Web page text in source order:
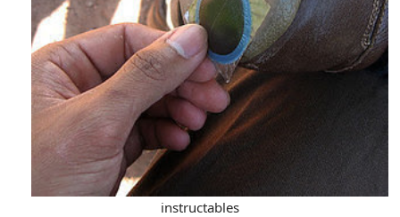
instructables